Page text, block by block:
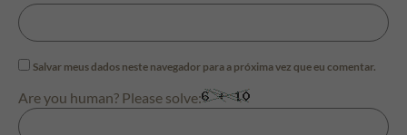
Salvar meus dados neste navegador para a próxima vez que eu comentar.
Are you human? Please solve: